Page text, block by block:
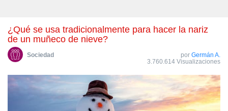
¿Qué se usa tradicionalmente para hacer la nariz
de un muñeco de nieve?
Sociedad por Germán A.
3.760.614 Visualizaciones